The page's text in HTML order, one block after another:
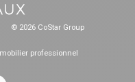
© 2026 CoStar Group
professionnel